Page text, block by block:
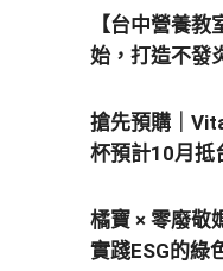
【台中營養
始，打造不發
搶先預購｜
杯預計10月抵
橘寶 × 零廢敬
實踐ESG的綠